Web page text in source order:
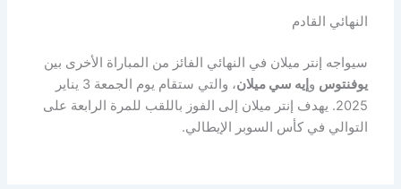
النهائي القادم
سيواجه إنتر ميلان في النهائي الفائز من المباراة الأخرى بين
يوفنتوس وإيه سي ميلان
، والتي ستقام يوم الجمعة 3 يناير
2025. يهدف إنتر ميلان إلى الفوز باللقب للمرة الرابعة على
التوالي في كأس السوبر الإيطالي.